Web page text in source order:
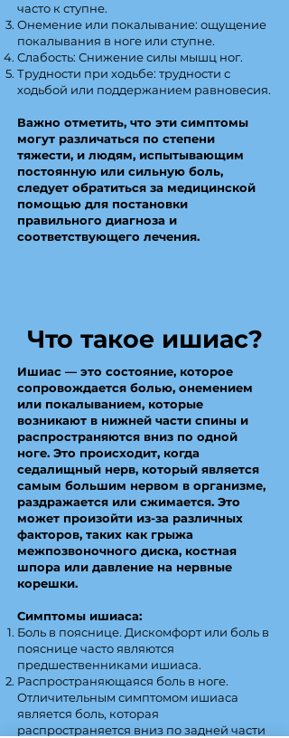
часто к ступне.
Онемение или покалывание: ощущение
покалывания в ноге или ступне.
Слабость: Снижение силы мышц ног.
Трудности при ходьбе: трудности с
ходьбой или поддержанием равновесия.
Важно отметить, что эти симптомы
могут различаться по степени
тяжести, и людям, испытывающим
постоянную или сильную боль,
следует обратиться за медицинской
помощью для постановки
правильного диагноза и
соответствующего лечения.
Что такое ишиас?
Ишиас — это состояние, которое
сопровождается болью, онемением
или покалыванием, которые
возникают в нижней части спины и
распространяются вниз по одной
ноге. Это происходит, когда
седалищный нерв, который является
самым большим нервом в организме,
раздражается или сжимается. Это
может произойти из-за различных
факторов, таких как грыжа
межпозвоночного диска, костная
шпора или давление на нервные
корешки.
Симптомы ишиаса:
Боль в пояснице. Дискомфорт или боль в
пояснице часто являются
предшественниками ишиаса.
Распространяющаяся боль в ноге.
Отличительным симптомом ишиаса
является боль, которая
распространяется вниз по задней части